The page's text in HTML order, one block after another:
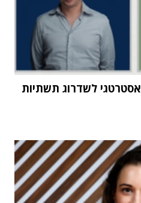
וואן הובילה פרויקט SAP אסטרטגי לשדרוג תשתיות